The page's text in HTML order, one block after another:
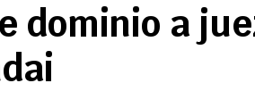
dominio a